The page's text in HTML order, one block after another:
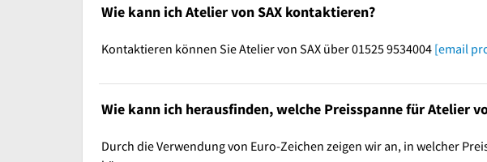
Wie kann ich Atelier von SAX kontaktieren?
Kontaktieren können Sie Atelier von SAX über 01525 9534004 [email
Wie kann ich herausfinden, welche Preisspanne für Atelier
Durch die Verwendung von Euro-Zeichen zeigen wir an, in welcher